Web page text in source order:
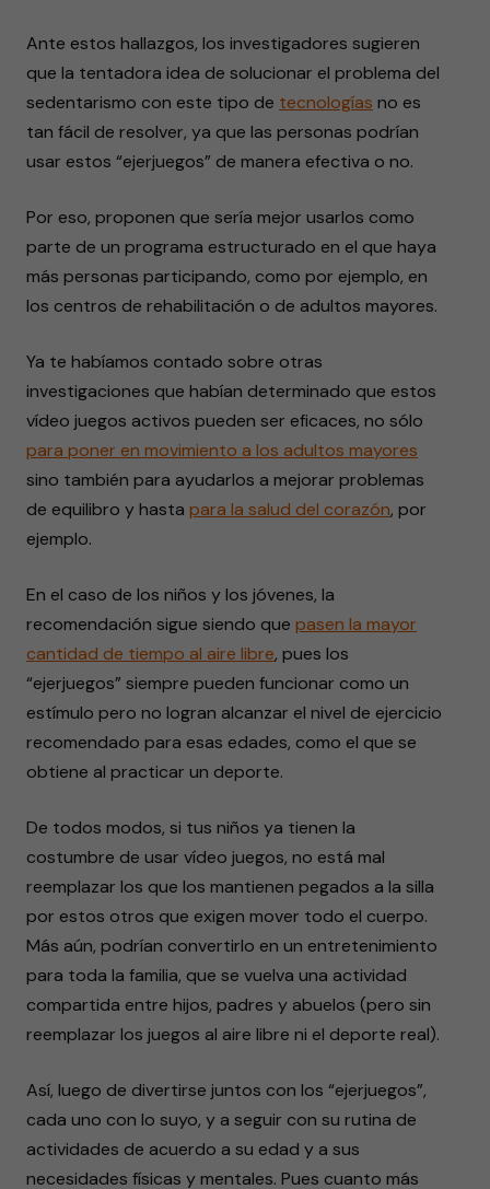
Ante estos hallazgos, los investigadores sugieren
que la tentadora idea de solucionar el problema del
sedentarismo con este tipo de tecnologías no es
tan fácil de resolver, ya que las personas podrían
usar estos “ejerjuegos” de manera efectiva o no.
Por eso, proponen que sería mejor usarlos como
parte de un programa estructurado en el que haya
más personas participando, como por ejemplo, en
los centros de rehabilitación o de adultos mayores.
Ya te habíamos contado sobre otras
investigaciones que habían determinado que estos
vídeo juegos activos pueden ser eficaces, no sólo
para poner en movimiento a los adultos mayores
sino también para ayudarlos a mejorar problemas
de equilibro y hasta para la salud del corazón, por
ejemplo.
En el caso de los niños y los jóvenes, la
recomendación sigue siendo que pasen la mayor
cantidad de tiempo al aire libre, pues los
“ejerjuegos” siempre pueden funcionar como un
estímulo pero no logran alcanzar el nivel de ejercicio
recomendado para esas edades, como el que se
obtiene al practicar un deporte.
De todos modos, si tus niños ya tienen la
costumbre de usar vídeo juegos, no está mal
reemplazar los que los mantienen pegados a la silla
por estos otros que exigen mover todo el cuerpo.
Más aún, podrían convertirlo en un entretenimiento
para toda la familia, que se vuelva una actividad
compartida entre hijos, padres y abuelos (pero sin
reemplazar los juegos al aire libre ni el deporte real).
Así, luego de divertirse juntos con los “ejerjuegos”,
cada uno con lo suyo, y a seguir con su rutina de
actividades de acuerdo a su edad y a sus
necesidades físicas y mentales. Pues cuanto más